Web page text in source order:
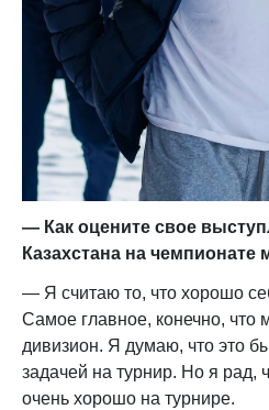
— Как оцените свое
Казахстана на чемпионате
— Я считаю то, что хорошо
Самое главное, конечно,
дивизион. Я думаю, что это
задачей на турнир. Но я рад,
очень хорошо на турнире.